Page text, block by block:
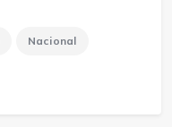
Nacional